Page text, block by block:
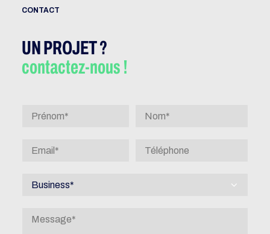
CONTACT
UN PROJET ?
contactez-nous !